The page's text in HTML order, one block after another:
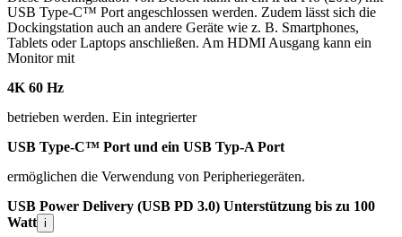
USB Type-C™ Port angeschlossen werden. Zudem lässt sich die
Dockingstation auch an andere Geräte wie z. B. Smartphones,
Tablets oder Laptops anschließen. Am HDMI Ausgang kann ein
Monitor mit
4K 60 Hz
betrieben werden. Ein integrierter
USB Type-C™ Port und ein USB Typ-A Port
ermöglichen die Verwendung von Peripheriegeräten.
USB Power Delivery (USB PD 3.0) Unterstützung bis zu 100
Watt i